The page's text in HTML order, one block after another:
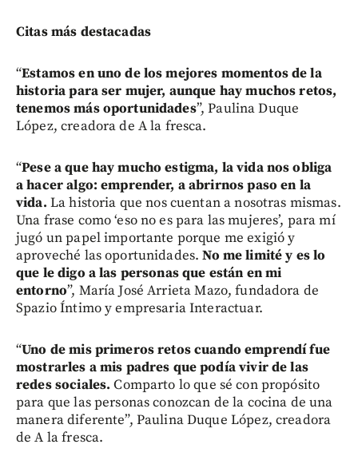
Citas más destacadas
“Estamos en uno de los mejores momentos de la
historia para ser mujer, aunque hay muchos retos,
tenemos más oportunidades”, Paulina Duque
López, creadora de A la fresca.
“Pese a que hay mucho estigma, la vida nos obliga
a hacer algo: emprender, a abrirnos paso en la
vida. La historia que nos cuentan a nosotras mismas.
Una frase como ‘eso no es para las mujeres’, para mí
jugó un papel importante porque me exigió y
aproveché las oportunidades.No me limité y es lo
que le digo a las personas que están en mi
entorno”, María José Arrieta Mazo, fundadora de
Spazio Íntimo y empresaria Interactuar.
“Uno de mis primeros retos cuando emprendí fue
mostrarles a mis padres que podía vivir de las
redes sociales. Comparto lo que sé con propósito
para que las personas conozcan de la cocina de una
manera diferente”, Paulina Duque López, creadora
de A la fresca.